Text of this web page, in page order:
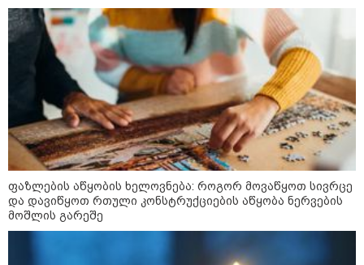
11:40 / 07-08-2026
"დაკავებულია 3 პირი, რომლებიც
სისტემატურად ამზადებდნენ ცნობილი
ბრენდების ფალსიფიცირებულ ვისკისა და
სხვა ალკოჰოლურ სასმელებს" -
საგამოძიებო სამსახური
ფაზლების აწყობის ხელოვნება: როგორ მოვაწყოთ სივრცე
და დავიწყოთ რთული კონსტრუქციების აწყობა ნერვების
მოშლის გარეშე